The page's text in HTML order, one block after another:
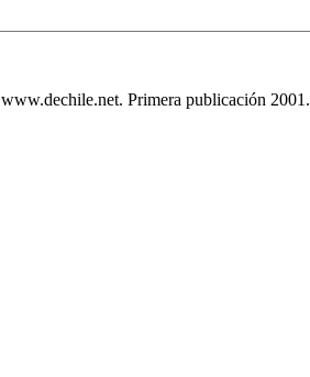
www.dechile.net. Primera publicación 2001.